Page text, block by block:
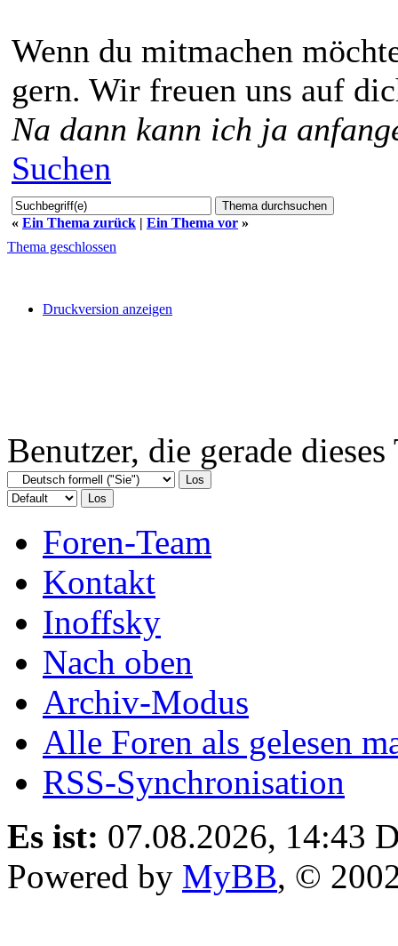
Wenn du mitmachen
gern. Wir freuen uns auf
Na dann kann ich ja
Suchen
« Ein Thema zurück | Ein Thema vor »
Thema geschlossen
Druckversion anzeigen
Benutzer, die gerade
Foren-Team
Kontakt
Inoffsky
Nach oben
Archiv-Modus
Alle Foren als gelesen
RSS-Synchronisation
Es ist: 07.08.2026, 14:43
Powered by MyBB, ©